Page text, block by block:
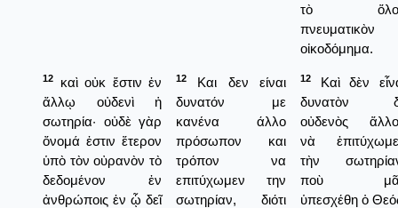
τὸ
πνευματικὸν
οἰκοδόμημα.
12
καὶ οὐκ ἔστιν ἐν
ἄλλῳ οὐδενὶ ἡ
σωτηρία· οὐδὲ γὰρ
ὄνομά ἐστιν ἕτερον
ὑπὸ τὸν οὐρανὸν τὸ
δεδομένον ἐν
ἀνθρώποις ἐν ᾧ δεῖ
12
Και δεν είναι
δυνατόν με
κανένα άλλο
πρόσωπον και
τρόπον να
επιτύχωμεν την
σωτηρίαν, διότι
12
Καὶ δὲν
δυνατὸν
οὐδενὸς
νὰ
τὴν
ποὺ
ὑπεσχέθη ὁ